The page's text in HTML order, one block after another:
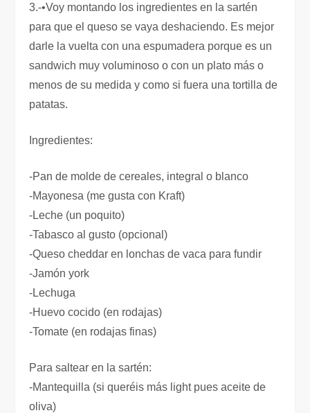
3.-•Voy montando los ingredientes en la sartén
para que el queso se vaya deshaciendo. Es mejor
darle la vuelta con una espumadera porque es un
sandwich muy voluminoso o con un plato más o
menos de su medida y como si fuera una tortilla de
patatas.
Ingredientes:
-Pan de molde de cereales, integral o blanco
-Mayonesa (me gusta con Kraft)
-Leche (un poquito)
-Tabasco al gusto (opcional)
-Queso cheddar en lonchas de vaca para fundir
-Jamón york
-Lechuga
-Huevo cocido (en rodajas)
-Tomate (en rodajas finas)
Para saltear en la sartén:
-Mantequilla (si queréis más light pues aceite de
oliva)